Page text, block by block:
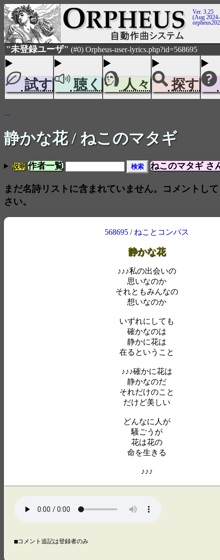
Ver. 3.25
(Aug
"未登録ユーザ" (#0) Orpheus-user-lyrics.php?id=568695
試す 聴く 人々 探す
...
静かな花/ ねこのマタギ
説明 作者一覧 ねこのマタギ さ
まだ名詩リストに含まれていません。コメントし
さい。
568695/ ねことコンパス
静かな花
♪♪♪私の出会いの
思いなのか
それともみんなの
想いなのか
いずれにしても
確かなのは
静かに花は
在るということ
♪♪♪確かに花は
静かなのだ
それだけのこと
だけど美しい
どんなに人が
騒ごうが
花は花の
命を生きる
♪♪♪
■コメント追記は登録者のみ